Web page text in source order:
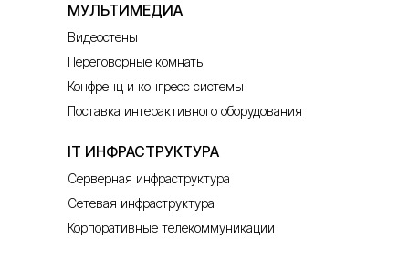
Поставка интерактивного оборудования
Конфренц и конгресс системы
Переговорные комнаты
Видеостены
МУЛЬТИМЕДИА
Корпоративные телекоммуникации
Сетевая инфраструктура
Серверная инфраструктура
IT ИНФРАСТРУКТУРА